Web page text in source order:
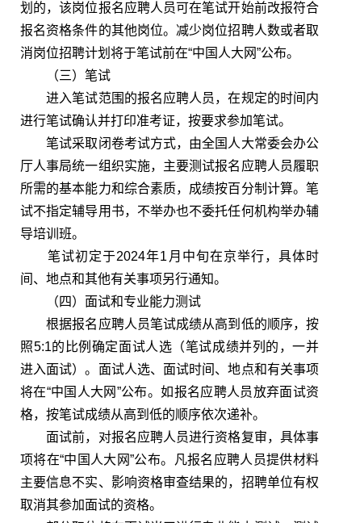
划的，该岗位报名应聘人员可在笔试开始前改报符合
报名资格条件的其他岗位。减少岗位招聘人数或者取
消岗位招聘计划将于笔试前在“中国人大网”公布。
（三）笔试
进入笔试范围的报名应聘人员，在规定的时间内
进行笔试确认并打印准考证，按要求参加笔试。
笔试采取闭卷考试方式，由全国人大常委会办公
厅人事局统一组织实施，主要测试报名应聘人员履职
所需的基本能力和综合素质，成绩按百分制计算。笔
试不指定辅导用书，不举办也不委托任何机构举办辅
导培训班。
笔试初定于2024年1月中旬在京举行，具体时
间、地点和其他有关事项另行通知。
（四）面试和专业能力测试
根据报名应聘人员笔试成绩从高到低的顺序，按
照5:1的比例确定面试人选（笔试成绩并列的，一并
进入面试）。面试人选、面试时间、地点和有关事项
将在“中国人大网”公布。如报名应聘人员放弃面试资
格，按笔试成绩从高到低的顺序依次递补。
面试前，对报名应聘人员进行资格复审，具体事
项将在“中国人大网”公布。凡报名应聘人员提供材料
主要信息不实、影响资格审查结果的，招聘单位有权
取消其参加面试的资格。